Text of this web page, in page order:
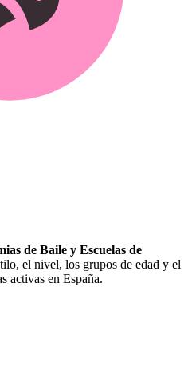
de Baile y Escuelas de
el nivel, los grupos de edad y el
activas en España.